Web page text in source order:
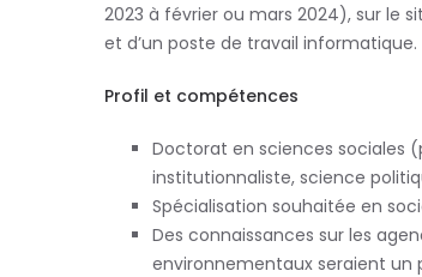
2023 à février ou mars 2024), sur le
et d’un poste de travail informatique.
Profil et compétences
Doctorat en sciences sociales (
institutionnaliste, science
Spécialisation souhaitée en
Des connaissances sur les
environnementaux seraient un